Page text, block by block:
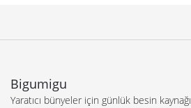
Bigumigu
Yaratıcı bünyeler için günlük besin kaynağı